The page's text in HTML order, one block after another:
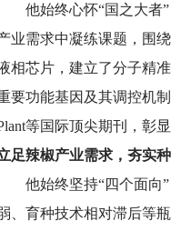
他始终心怀“国之大者
业需求中凝练课题，围
相芯片，建立了分子精
要功能基因及其调控机
等国际顶尖期刊，彰
足辣椒产业需求，夯实
他始终坚持“四个面向
、育种技术相对滞后等